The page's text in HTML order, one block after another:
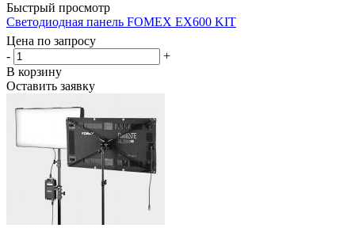
Быстрый просмотр
Светодиодная панель FOMEX EX600 KIT
Цена по запросу
-
+
В корзину
Оставить заявку